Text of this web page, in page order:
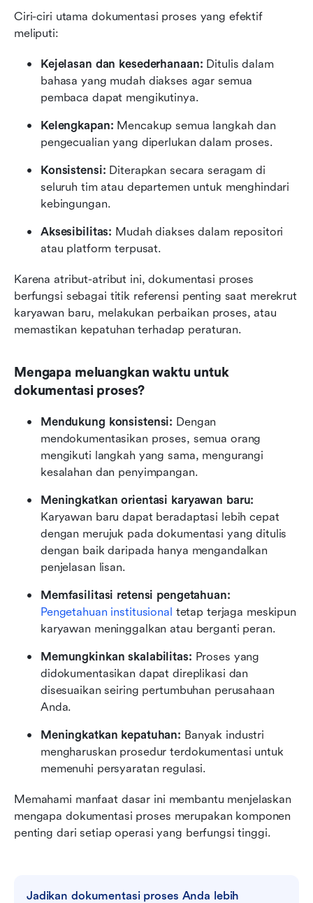
Ciri-ciri utama dokumentasi proses yang efektif
meliputi:
Kejelasan dan kesederhanaan: Ditulis dalam
bahasa yang mudah diakses agar semua
pembaca dapat mengikutinya.
Kelengkapan: Mencakup semua langkah dan
pengecualian yang diperlukan dalam proses.
Konsistensi: Diterapkan secara seragam di
seluruh tim atau departemen untuk menghindari
kebingungan.
Aksesibilitas: Mudah diakses dalam repositori
atau platform terpusat.
Karena atribut-atribut ini, dokumentasi proses
berfungsi sebagai titik referensi penting saat merekrut
karyawan baru, melakukan perbaikan proses, atau
memastikan kepatuhan terhadap peraturan.
Mengapa meluangkan waktu untuk
dokumentasi proses?
Mendukung konsistensi: Dengan
mendokumentasikan proses, semua orang
mengikuti langkah yang sama, mengurangi
kesalahan dan penyimpangan.
Meningkatkan orientasi karyawan baru:
Karyawan baru dapat beradaptasi lebih cepat
dengan merujuk pada dokumentasi yang ditulis
dengan baik daripada hanya mengandalkan
penjelasan lisan.
Memfasilitasi retensi pengetahuan:
Pengetahuan institusional tetap terjaga meskipun
karyawan meninggalkan atau berganti peran.
Memungkinkan skalabilitas: Proses yang
didokumentasikan dapat direplikasi dan
disesuaikan seiring pertumbuhan perusahaan
Anda.
Meningkatkan kepatuhan: Banyak industri
mengharuskan prosedur terdokumentasi untuk
memenuhi persyaratan regulasi.
Memahami manfaat dasar ini membantu menjelaskan
mengapa dokumentasi proses merupakan komponen
penting dari setiap operasi yang berfungsi tinggi.
Jadikan dokumentasi proses Anda lebih